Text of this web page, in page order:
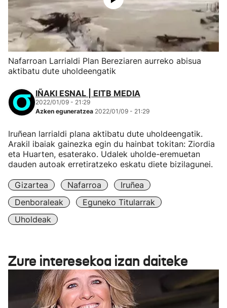
Nafarroan Larrialdi Plan Bereziaren aurreko abisua
aktibatu dute uholdeengatik
IÑAKI ESNAL | EITB MEDIA
2022/01/09 - 21:29
Azken eguneratzea 2022/01/09 - 21:29
Iruñean larrialdi plana aktibatu dute uholdeengatik.
Arakil ibaiak gainezka egin du hainbat tokitan: Ziordia
eta Huarten, esaterako. Udalek uholde-eremuetan
dauden autoak erretiratzeko eskatu diete bizilagunei.
Gizartea Nafarroa
Iruñea
Denboraleak
Eguneko Titularrak
Uholdeak
Zure interesekoa izan daiteke